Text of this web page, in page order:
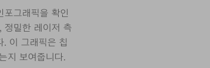
그래픽을 확인
정밀한 레이저 측
. 이 그래픽은 칩
지 보여줍니다.